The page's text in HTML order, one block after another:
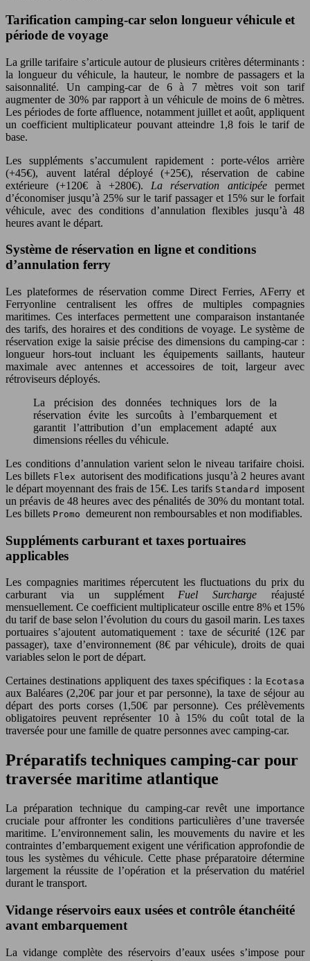
Tarification camping-car selon longueur véhicule et
période de voyage
La grille tarifaire s’articule autour de plusieurs critères déterminants :
la longueur du véhicule, la hauteur, le nombre de passagers et la
saisonnalité. Un camping-car de 6 à 7 mètres voit son tarif
augmenter de 30% par rapport à un véhicule de moins de 6 mètres.
Les périodes de forte affluence, notamment juillet et août, appliquent
un coefficient multiplicateur pouvant atteindre 1,8 fois le tarif de
base.
Les suppléments s’accumulent rapidement : porte-vélos arrière
(+45€), auvent latéral déployé (+25€), réservation de cabine
extérieure (+120€ à +280€). La réservation anticipéepermet
d’économiser jusqu’à 25% sur le tarif passager et 15% sur le forfait
véhicule, avec des conditions d’annulation flexibles jusqu’à 48
heures avant le départ.
Système de réservation en ligne et conditions
d’annulation ferry
Les plateformes de réservation comme Direct Ferries, AFerry et
Ferryonline centralisent les offres de multiples compagnies
maritimes. Ces interfaces permettent une comparaison instantanée
des tarifs, des horaires et des conditions de voyage. Le système de
réservation exige la saisie précise des dimensions du camping-car :
longueur hors-tout incluant les équipements saillants, hauteur
maximale avec antennes et accessoires de toit, largeur avec
rétroviseurs déployés.
La précision des données techniques lors de la
réservation évite les surcoûts à l’embarquement et
garantit l’attribution d’un emplacement adapté aux
dimensions réelles du véhicule.
Les conditions d’annulation varient selon le niveau tarifaire choisi.
Les billets Flexautorisent des modifications jusqu’à 2 heures avant
le départ moyennant des frais de 15€. Les tarifs Standardimposent
un préavis de 48 heures avec des pénalités de 30% du montant total.
Les billets Promo demeurent non remboursables et non modifiables.
Suppléments carburant et taxes portuaires
applicables
Les compagnies maritimes répercutent les fluctuations du prix du
carburant via un supplémentFuel Surchargeréajusté
mensuellement. Ce coefficient multiplicateur oscille entre 8% et 15%
du tarif de base selon l’évolution du cours du gasoil marin. Les taxes
portuaires s’ajoutent automatiquement : taxe de sécurité (12€ par
passager), taxe d’environnement (8€ par véhicule), droits de quai
variables selon le port de départ.
Certaines destinations appliquent des taxes spécifiques : la Ecotasa
aux Baléares (2,20€ par jour et par personne), la taxe de séjour au
départ des ports corses (1,50€ par personne). Ces prélèvements
obligatoires peuvent représenter 10 à 15% du coût total de la
traversée pour une famille de quatre personnes avec camping-car.
Préparatifs techniques camping-car pour
traversée maritime atlantique
La préparation technique du camping-car revêt une importance
cruciale pour affronter les conditions particulières d’une traversée
maritime. L’environnement salin, les mouvements du navire et les
contraintes d’embarquement exigent une vérification approfondie de
tous les systèmes du véhicule. Cette phase préparatoire détermine
largement la réussite de l’opération et la préservation du matériel
durant le transport.
Vidange réservoirs eaux usées et contrôle étanchéité
avant embarquement
La vidange complète des réservoirs d’eaux usées s’impose pour